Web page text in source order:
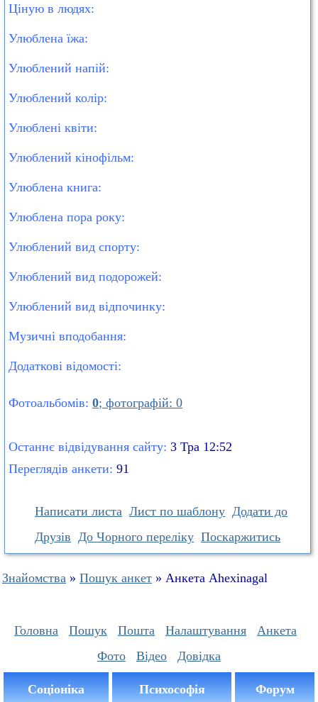
Ціную в людях:
Улюблена їжа:
Улюблений напій:
Улюблений колір:
Улюблені квіти:
Улюблений кінофільм:
Улюблена книга:
Улюблена пора року:
Улюблений вид спорту:
Улюблений вид подорожей:
Улюблений вид відпочинку:
Музичні вподобання:
Додаткові відомості:
Фотоальбомів: 0; фотографій: 0
Останнє відвідування сайту: 3 Тра 12:52
Переглядів анкети: 91
Написати листа Лист по шаблону Додати до
Друзів
До Чорного переліку Поскаржитись
Знайомства » Пошук анкет » Анкета Ahexinagal
Головна Пошук Пошта Налаштування
Анкета
Фото
Відео Довідка
Соціоніка Психософія Форум